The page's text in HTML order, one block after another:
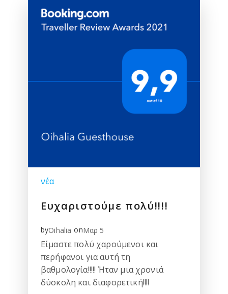
νέα
Ευχαριστούμε πολύ!!!!
byOihalia onΜαρ 5
Είμαστε πολύ χαρούμενοι και
περήφανοι για αυτή τη
βαθμολογία!!!!! Ήταν μια χρονιά
δύσκολη και διαφορετική!!!!